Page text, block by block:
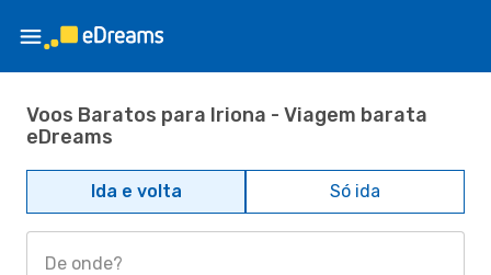
Voos Baratos para Iriona - Viagem barata
eDreams
Ida e volta Só ida
De onde?